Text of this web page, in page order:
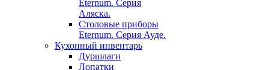
Eternum. Серия
Аляска.
Столовые приборы
Eternum. Серия Ауде.
Кухонный инвентарь
Дуршлаги
Лопатки